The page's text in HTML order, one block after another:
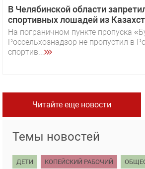
В Челябинской области
спортивных лошадей из
На пограничном пункте пропуска
Россельхознадзор не пропустил в
спортив...
Читайте еще новости
Темы новостей
ДЕТИ КОПЕЙСКИЙ РАБОЧИЙ